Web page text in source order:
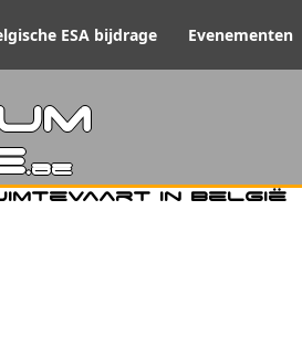
ESA bijdrage Evenementen
.be
in België